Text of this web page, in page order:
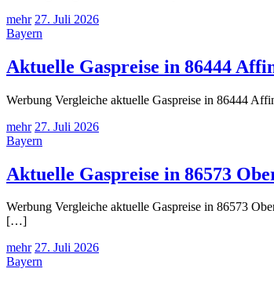
mehr 27. Juli 2026
Bayern
Aktuelle Gaspreise in 86444
Werbung Vergleiche aktuelle Gaspreise in 86444
mehr 27. Juli 2026
Bayern
Aktuelle Gaspreise in 86573
Werbung Vergleiche aktuelle Gaspreise in 86573
[…]
mehr 27. Juli 2026
Bayern